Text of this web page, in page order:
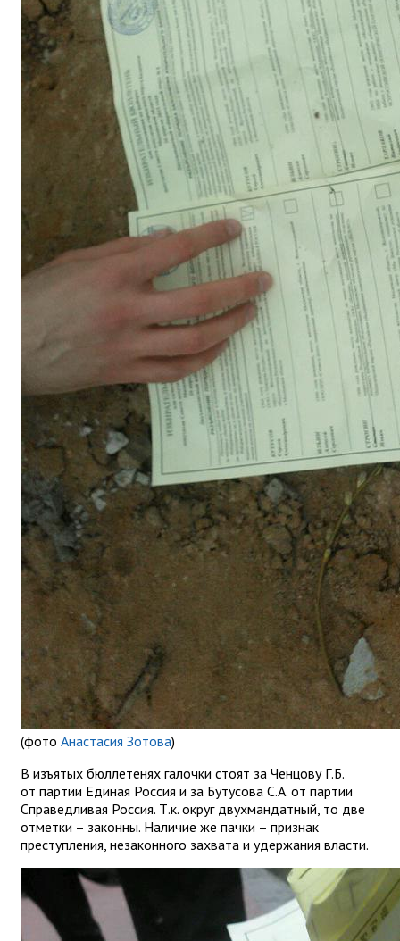
(фото Анастасия Зотова)
В изъятых бюллетенях галочки стоят за Ченцову Г.Б.
от партии Единая Россия и за Бутусова С.А. от партии
Справедливая Россия. Т.к. округ двухмандатный, то две
отметки – законны. Наличие же пачки – признак
преступления, незаконного захвата и удержания власти.